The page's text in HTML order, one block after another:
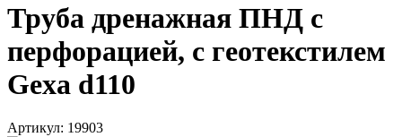
Труба дренажная ПНД с
перфорацией, с геотекстилем
Gexa d110
Артикул: 19903